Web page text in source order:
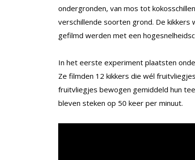
ondergronden, van mos tot
verschillende soorten grond. De
gefilmd werden met een
In het eerste experiment plaatsten
Ze filmden 12 kikkers die wél
fruitvliegjes bewogen gemiddeld hun
bleven steken op 50 keer per minuut.